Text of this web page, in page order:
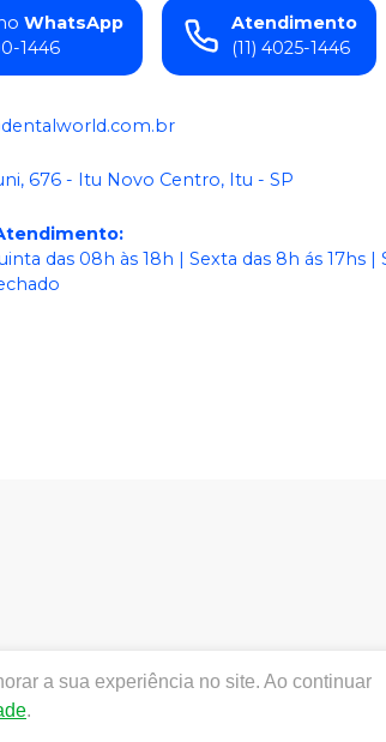
WhatsApp
1446
Atendimento
(11) 4025-1446
676 - Itu Novo Centro, Itu - SP
:
das 08h às 18h | Sexta das 8h ás 17hs |
| World Odonto & Med Eireli
25352026619/2014-15 (AFE
Fotos meramente ilustrativas - Os
a sua experiência no site. Ao continuar
.